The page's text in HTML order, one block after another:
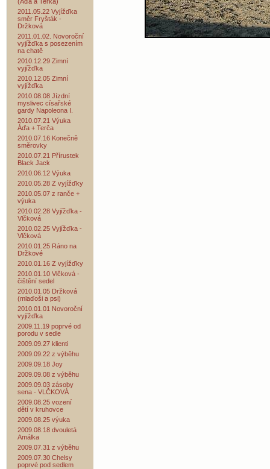
2011.05.22 Vyjížďka
směr Fryšták -
Držková
2011.01.02. Novoroční
vyjížďka s posezením
na chatě
2010.12.29 Zimní
vyjížďka
2010.12.05 Zimní
vyjížďka
2010.08.08 Jízdní
myslivec císařské
gardy Napoleona I.
2010.07.21 Výuka
Áďa + Terča
2010.07.16 Konečně
směrovky
2010.07.21 Přírustek
Black Jack
2010.06.12 Výuka
2010.05.28 Z vyjížďky
2010.05.07 z ranče +
výuka
2010.02.28 Vyjížďka -
Vlčková
2010.02.25 Vyjížďka -
Vlčková
2010.01.25 Ráno na
Držkové
2010.01.16 Z vyjížďky
2010.01.10 Vlčková -
čištění sedel
2010.01.05 Držková
(mlaďoši a psi)
2010.01.01 Novoroční
vyjížďka
2009.11.19 poprvé od
porodu v sedle
2009.09.27 klienti
2009.09.22 z výběhu
2009.09.18 Joy
2009.09.08 z výběhu
2009.09.03 zásoby
sena - VLČKOVÁ
2009.08.25 vození
dětí v kruhovce
2009.08.25 výuka
2009.08.18 dvouletá
Amálka
2009.07.31 z výběhu
2009.07.30 Chelsy
poprvé pod sedlem